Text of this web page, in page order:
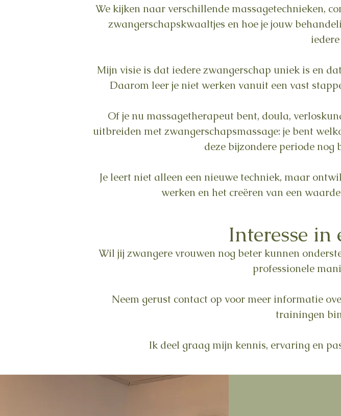
We kijken naar verschillende massagetechnieken,
zwangerschapskwaaltjes en hoe je jouw
Mijn visie is dat iedere zwangerschap uniek is en
Daarom leer je niet werken vanuit een vast
Of je nu massagetherapeut bent, doula,
uitbreiden met zwangerschapsmassage: je bent
deze bijzondere periode nog
Je leert niet alleen een nieuwe techniek, maar
werken en het creëren van een
Interesse in
Wil jij zwangere vrouwen nog beter kunnen
professionele
Neem gerust contact op voor meer informatie
trainingen
Ik deel graag mijn kennis, ervaring en